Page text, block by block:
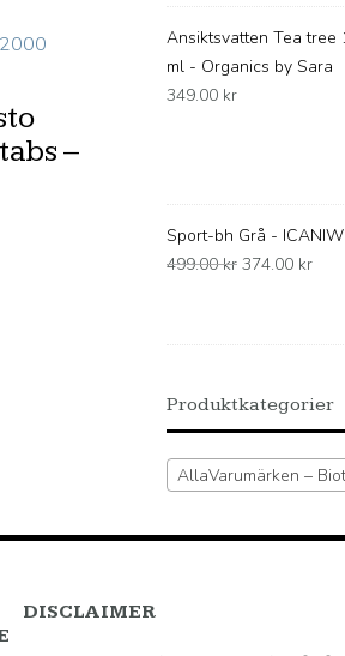
–
Ansiktsvatten Tea tree
ml - Organics by Sara
349.00 kr
Sport-bh Grå -
499.00kr Det
374.00 krDet
Produktkategorier
AllaVarumärken – Biotech
DISCLAIMER